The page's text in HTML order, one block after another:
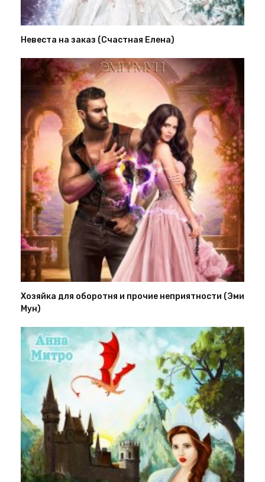
Невеста на заказ (Счастная Елена)
Хозяйка для оборотня и прочие неприятности (Эми
Мун)